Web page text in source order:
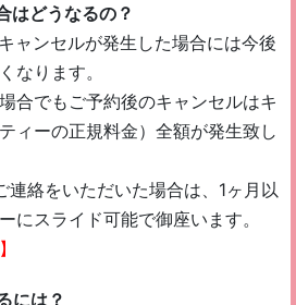
はどうなるの？
ャンセルが発生した場合には今後
なります。
合でも ご予約後のキャンセルはキ
ィーの正規料金）全額が発生致し
連絡をいただいた場合は、1ヶ月以
にスライド可能で御座います。
には？